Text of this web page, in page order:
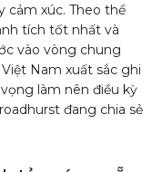
cảm xúc. Theo thể
tích tốt nhất và
vào vòng chung
Nam xuất sắc ghi
làm nên điều kỳ
đang chia sẻ